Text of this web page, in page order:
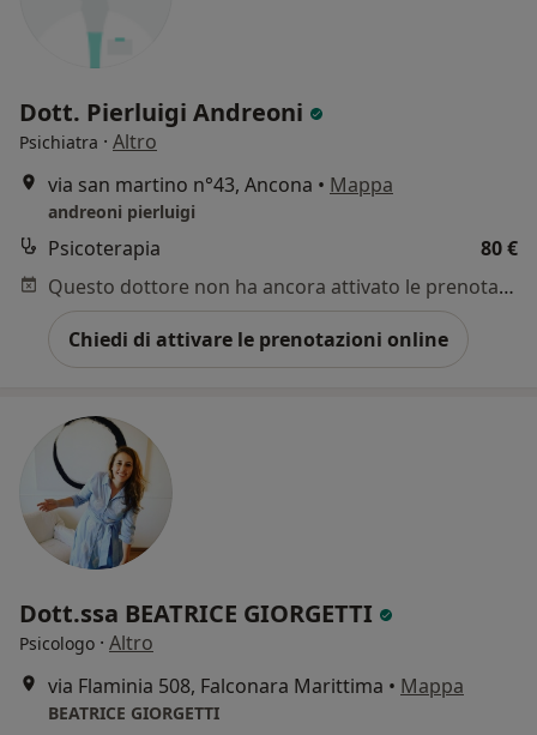
Dott. Pierluigi Andreoni
Psichiatra · Altro
via san martino n°43, Ancona • Mappa
andreoni pierluigi
Psicoterapia
80 €
Questo dottore non ha ancora attivato le prenotazioni online presso questo indirizzo.
Chiedi di attivare le prenotazioni online
Dott.ssa BEATRICE GIORGETTI
Psicologo · Altro
via Flaminia 508, Falconara Marittima • Mappa
BEATRICE GIORGETTI